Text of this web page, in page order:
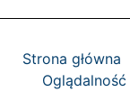
Strona główna
Oglądalność